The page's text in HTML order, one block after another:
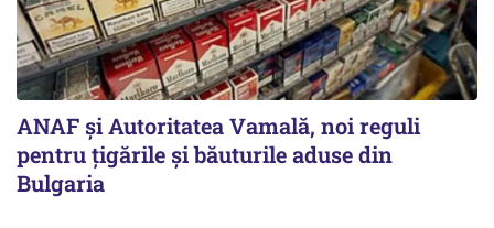
ANAF și Autoritatea Vamală, noi reguli
pentru țigările și băuturile aduse din
Bulgaria